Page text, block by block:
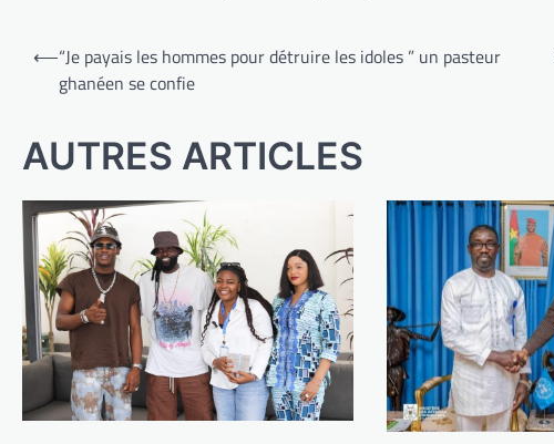
Navigation
⟵“Je payais les hommes pour détruire les idoles ” un pasteur
ghanéen se confie
AUTRES ARTICLES